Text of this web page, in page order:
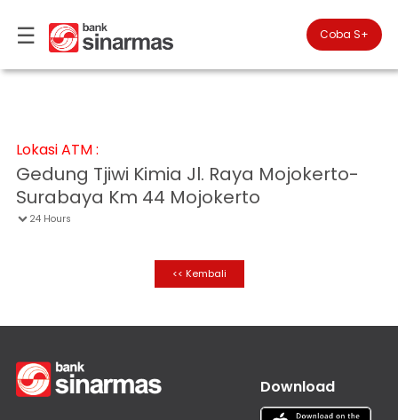
☰× 
#FinansialLebihBaik
▾
Kantor
Cabang
Anda
berada
Perbankan
Personal
▾
Teman
Layanan
|
Coba S+
Lokasi ATM :
Gedung Tjiwi Kimia Jl. Raya Mojokerto-
Surabaya Km 44 Mojokerto
 24 Hours
<< Kembali
Download